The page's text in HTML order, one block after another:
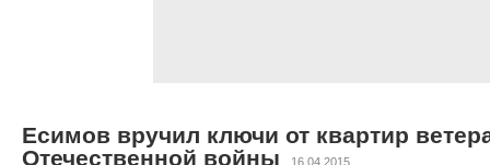
Есимов вручил ключи от квартир
Отечественной войны
16.04.2015